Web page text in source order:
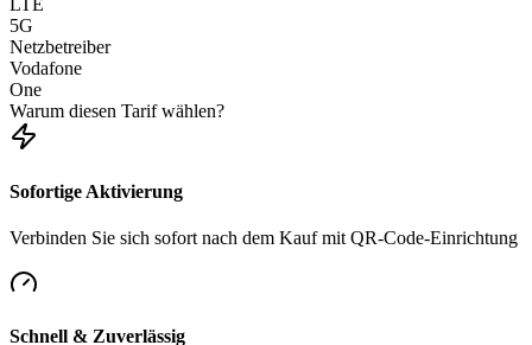
LTE
5G
Netzbetreiber
Vodafone
One
Warum diesen Tarif wählen?
Sofortige Aktivierung
Verbinden Sie sich sofort nach dem Kauf mit QR-Code-Einrichtung
Schnell & Zuverlässig